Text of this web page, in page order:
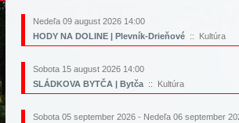
Nedeľa 09 august 2026 14:00
HODY NA DOLINE | Plevník-Drieňové:: Kultúra
Sobota 15 august 2026 14:00
SLÁDKOVA BYTČA | Bytča:: Kultúra
Sobota 05 september 2026 - Nedeľa 06 september